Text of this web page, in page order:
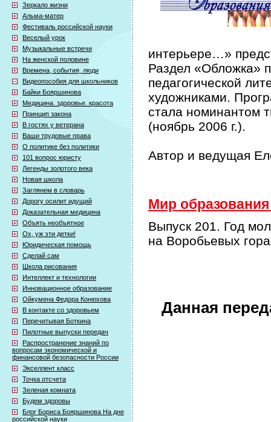
Зеркало жизни
Альма-матер
Фестиваль российской науки
Веселый урок
Музыкальные встречи
На женской половине
Времена, события, люди
Видеопособия для школьников
Байки Бояршинова
Медицина. здоровье. красота
Принцип закона
В гостях у ветерана
Ваши трудовые права
О политике без политики
101 вопрос юристу
Легенды золотого века
Новая школа
Заглянем в словарь
Дорогу осилит идущий
Доказательная медицина
Объять необъятное
Ох, уж эти детки!
Юридическая помощь
Сделай сам
Школа рисования
Интеллект и технологии
Инновационное образование
Ойкумена Федора Конюхова
В контакте со здоровьем
Перечитывая Боткина
Пилотные выпуски передач
Распространение знаний по
вопросам экономической и
финансовой безопасности России
Экселлент класс
Точка отсчета
Зеленая комната
Будем здоровы
Блог Бориса Бояршинова На дне
российской науки
интерьере…»
Раздел «Обложка»
педагогической
художниками.
стала номинантом
(ноябрь 2006 г.).
Автор и ведущая
Мир
Выпуск 201. Год
на Воробьевых
Данная